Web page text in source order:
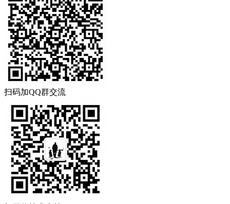
扫码加QQ群交流